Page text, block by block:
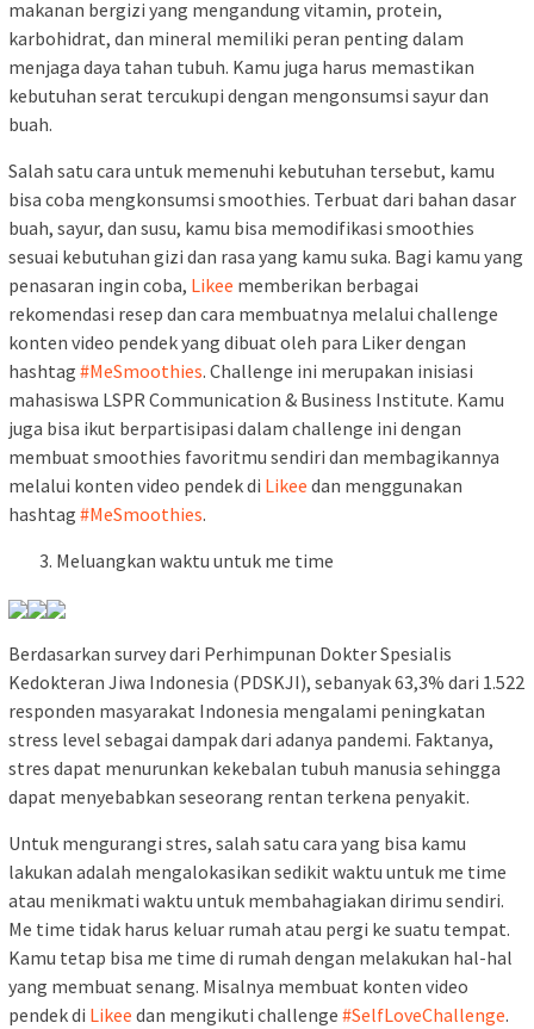
makanan bergizi yang mengandung vitamin, protein,
karbohidrat, dan mineral memiliki peran penting dalam
menjaga daya tahan tubuh. Kamu juga harus memastikan
kebutuhan serat tercukupi dengan mengonsumsi sayur dan
buah.
Salah satu cara untuk memenuhi kebutuhan tersebut, kamu
bisa coba mengkonsumsi smoothies. Terbuat dari bahan dasar
buah, sayur, dan susu, kamu bisa memodifikasi smoothies
sesuai kebutuhan gizi dan rasa yang kamu suka. Bagi kamu yang
penasaran ingin coba, Likee memberikan berbagai
rekomendasi resep dan cara membuatnya melalui challenge
konten video pendek yang dibuat oleh para Liker dengan
hashtag #MeSmoothies. Challenge ini merupakan inisiasi
mahasiswa LSPR Communication & Business Institute. Kamu
juga bisa ikut berpartisipasi dalam challenge ini dengan
membuat smoothies favoritmu sendiri dan membagikannya
melalui konten video pendek di Likee dan menggunakan
hashtag #MeSmoothies.
Meluangkan waktu untuk me time
Berdasarkan survey dari Perhimpunan Dokter Spesialis
Kedokteran Jiwa Indonesia (PDSKJI), sebanyak 63,3% dari 1.522
responden masyarakat Indonesia mengalami peningkatan
stress level sebagai dampak dari adanya pandemi. Faktanya,
stres dapat menurunkan kekebalan tubuh manusia sehingga
dapat menyebabkan seseorang rentan terkena penyakit.
Untuk mengurangi stres, salah satu cara yang bisa kamu
lakukan adalah mengalokasikan sedikit waktu untuk me time
atau menikmati waktu untuk membahagiakan dirimu sendiri.
Me time tidak harus keluar rumah atau pergi ke suatu tempat.
Kamu tetap bisa me time di rumah dengan melakukan hal-hal
yang membuat senang. Misalnya membuat konten video
pendek di Likee dan mengikuti challenge #SelfLoveChallenge.